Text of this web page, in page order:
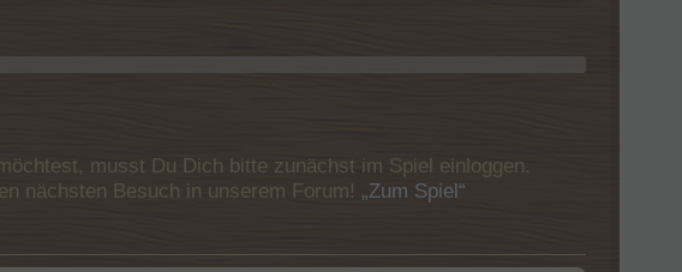
musst Du Dich bitte zunächst im Spiel einloggen.
nächsten Besuch in unserem Forum! „Zum Spiel“